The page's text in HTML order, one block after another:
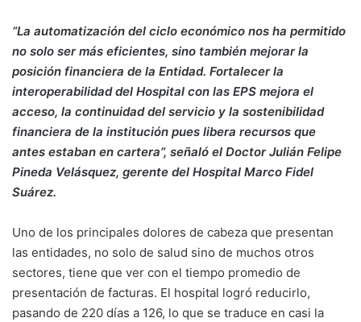
“La automatización del ciclo económico nos ha permitido
no solo ser más eficientes, sino también mejorar la
posición financiera de la Entidad. Fortalecer la
interoperabilidad del Hospital con las EPS mejora el
acceso, la continuidad del servicio y la sostenibilidad
financiera de la institución pues libera recursos que
antes estaban en cartera”, señaló el Doctor Julián Felipe
Pineda Velásquez, gerente del Hospital Marco Fidel
Suárez.
Uno de los principales dolores de cabeza que presentan
las entidades, no solo de salud sino de muchos otros
sectores, tiene que ver con el tiempo promedio de
presentación de facturas. El hospital logró reducirlo,
pasando de 220 días a 126, lo que se traduce en casi la